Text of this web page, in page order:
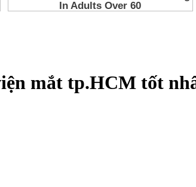
mắt tp.HCM tốt